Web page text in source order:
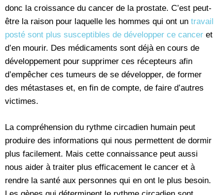
donc la croissance du cancer de la prostate. C’est peut-
être la raison pour laquelle les hommes qui ont un travail
posté sont plus susceptibles de développer ce cancer et
d’en mourir. Des médicaments sont déjà en cours de
développement pour supprimer ces récepteurs afin
d’empêcher ces tumeurs de se développer, de former
des métastases et, en fin de compte, de faire d’autres
victimes.
La compréhension du rythme circadien humain peut
produire des informations qui nous permettent de dormir
plus facilement. Mais cette connaissance peut aussi
nous aider à traiter plus efficacement le cancer et à
rendre la santé aux personnes qui en ont le plus besoin.